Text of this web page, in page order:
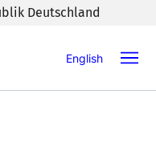
Deutschland
English